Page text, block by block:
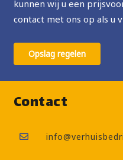
kunnen wij u een
contact met ons op als u
Opslag regelen
Contact